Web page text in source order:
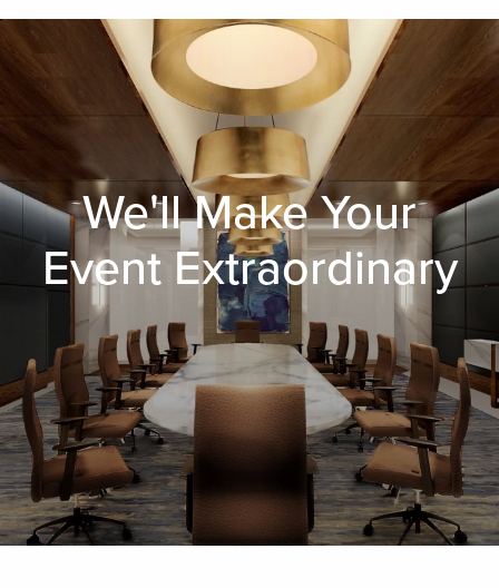
We'll Make Your
Event Extraordinary